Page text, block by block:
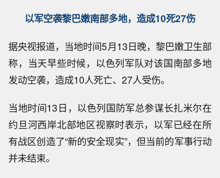
以军空袭黎巴嫩南部多地，造成10死27伤
据央视报道，当地时间5月13日晚，黎巴嫩卫生部
称，当天早些时候，以色列军队对该国南部多地
发动空袭，造成10人死亡、27人受伤。
当地时间13日，以色列国防军总参谋长扎米尔在
约旦河西岸北部地区视察时表示，以军已经在所
有战区创造了“新的安全现实”，但当前的军事行动
并未结束。